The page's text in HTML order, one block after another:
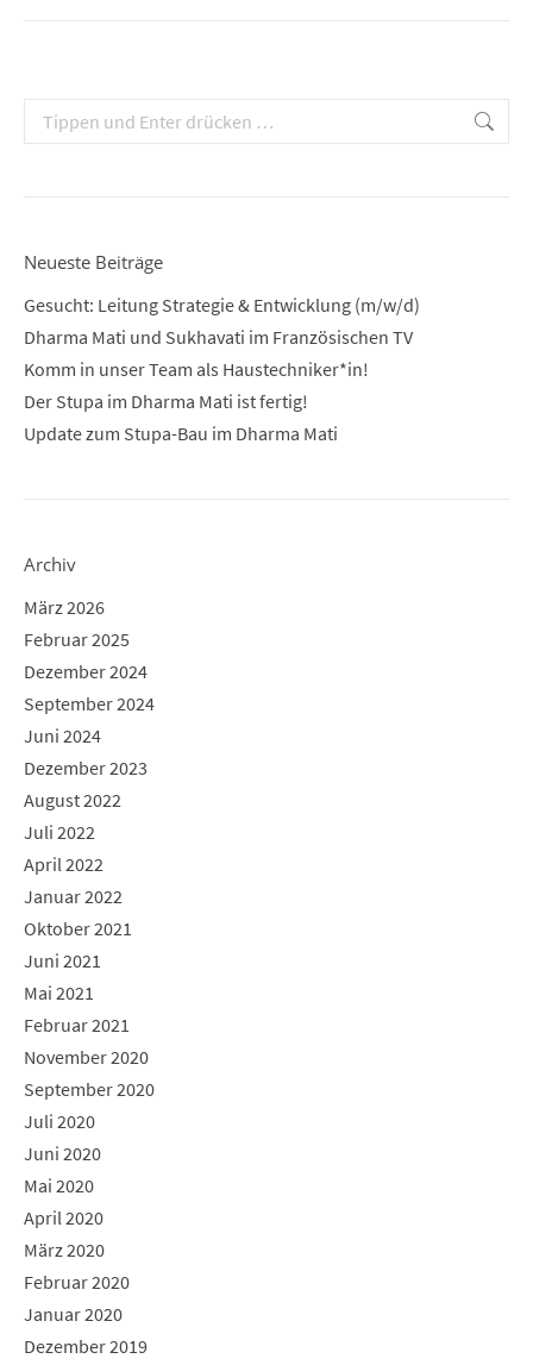
Search:
Neueste Beiträge
Gesucht: Leitung Strategie & Entwicklung (m/w/d)
Dharma Mati und Sukhavati im Französischen TV
Komm in unser Team als Haustechniker*in!
Der Stupa im Dharma Mati ist fertig!
Update zum Stupa-Bau im Dharma Mati
Archiv
März 2026
Februar 2025
Dezember 2024
September 2024
Juni 2024
Dezember 2023
August 2022
Juli 2022
April 2022
Januar 2022
Oktober 2021
Juni 2021
Mai 2021
Februar 2021
November 2020
September 2020
Juli 2020
Juni 2020
Mai 2020
April 2020
März 2020
Februar 2020
Januar 2020
Dezember 2019